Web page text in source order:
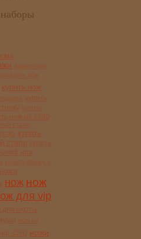
купить нож
купить
стали
нож
нож нож
для vip
охоты
ножи